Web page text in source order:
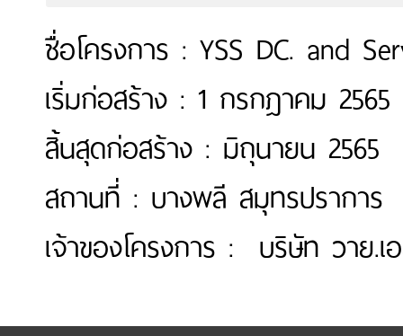
ชื่อโครงการ : YSS DC. and
เริ่มก่อสร้าง : 1 กรกฎาคม 2565
สิ้นสุดก่อสร้าง : มิถุนายน 2565
สถานที่ : บางพลี สมุทรปราการ
เจ้าของโครงการ : บริษัท วาย.เ